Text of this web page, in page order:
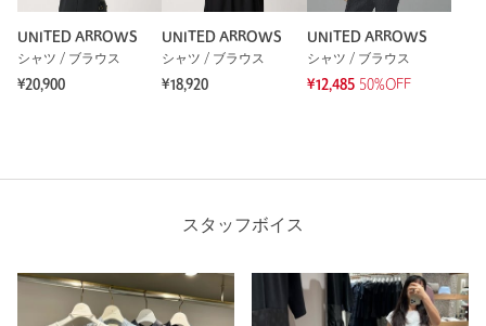
UNITED ARROWS
シャツ / ブラウス
¥20,900
UNITED ARROWS
シャツ / ブラウス
¥18,920
UNITED ARROWS
シャツ / ブラウス
¥12,485 50%OFF
スタッフボイス